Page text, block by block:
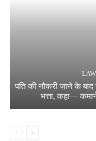
पति की नौकरी जाने के बाद
भत्ता, कहा—